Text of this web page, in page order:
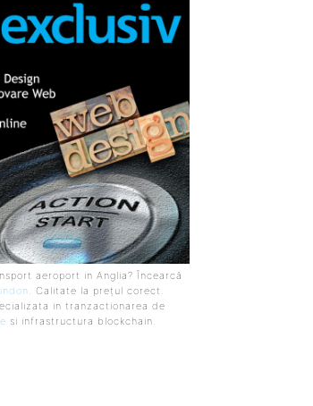
aeroport in Anglia? Încearcă
. Calitate la prețul corect.
in tranzactionarea de
si infrastructura blockchain.